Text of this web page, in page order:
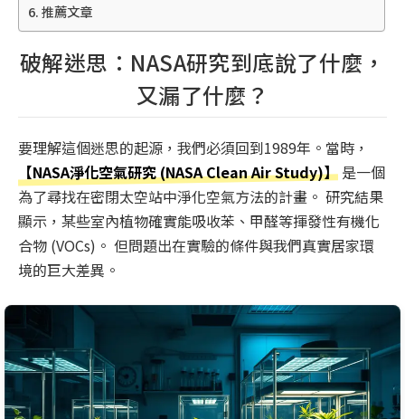
推薦文章
破解迷思：NASA研究到底說了什麼，
又漏了什麼？
要理解這個迷思的起源，我們必須回到1989年。當時，
【NASA淨化空氣研究 (NASA Clean Air Study)】 是一個
為了尋找在密閉太空站中淨化空氣方法的計畫。 研究結果
顯示，某些室內植物確實能吸收苯、甲醛等揮發性有機化
合物 (VOCs)。 但問題出在實驗的條件與我們真實居家環
境的巨大差異。